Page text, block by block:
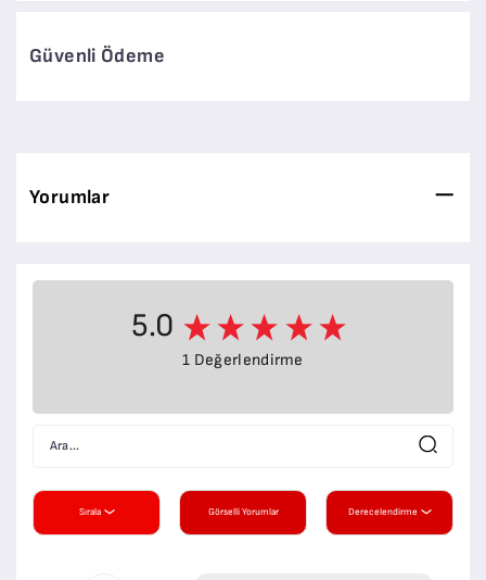
Güvenli Ödeme
Yorumlar
5.0
1 Değerlendirme
Sırala Görselli Yorumlar Derecelendirme